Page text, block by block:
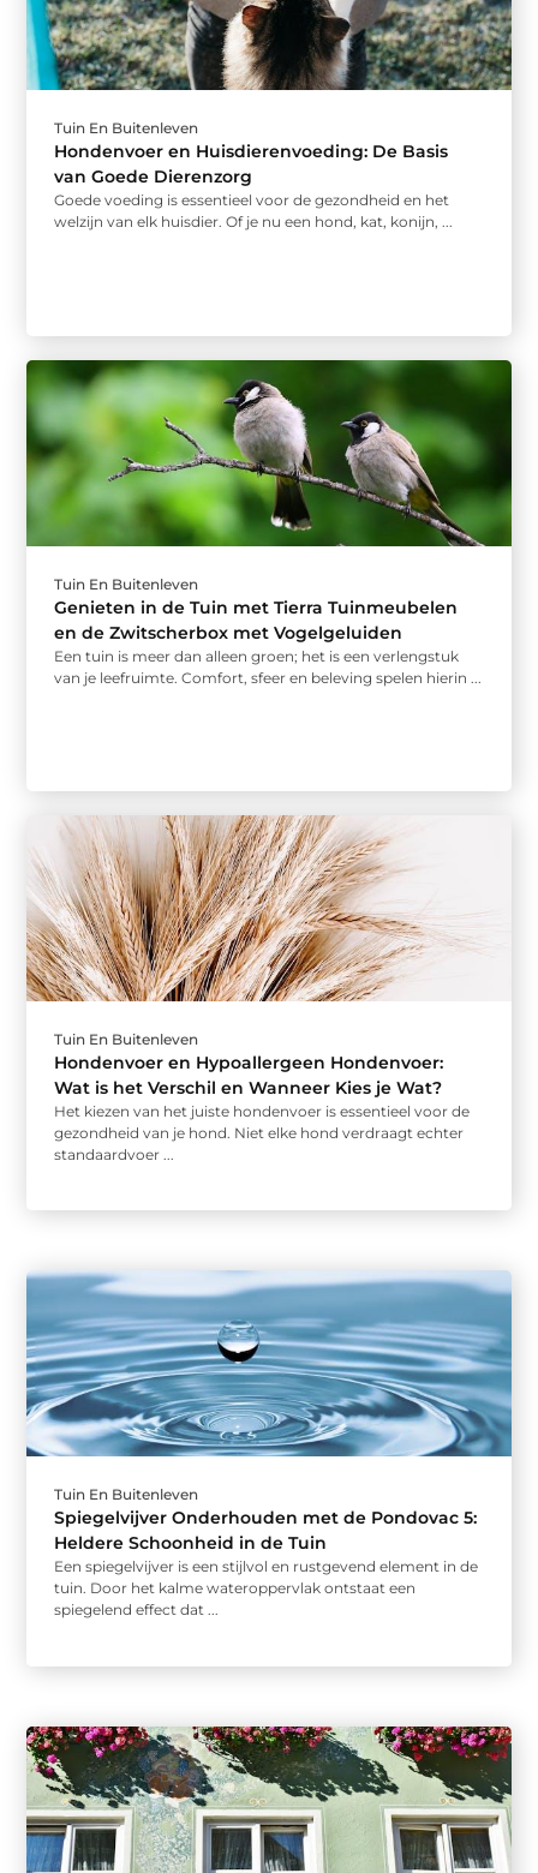
Tuin En Buitenleven
Hondenvoer en Huisdierenvoeding: De Basis
van Goede Dierenzorg
Goede voeding is essentieel voor de gezondheid en het
welzijn van elk huisdier. Of je nu een hond, kat, konijn, ...
Tuin En Buitenleven
Genieten in de Tuin met Tierra Tuinmeubelen
en de Zwitscherbox met Vogelgeluiden
Een tuin is meer dan alleen groen; het is een verlengstuk
van je leefruimte. Comfort, sfeer en beleving spelen hierin ...
Tuin En Buitenleven
Hondenvoer en Hypoallergeen Hondenvoer:
Wat is het Verschil en Wanneer Kies je Wat?
Het kiezen van het juiste hondenvoer is essentieel voor de
gezondheid van je hond. Niet elke hond verdraagt echter
standaardvoer ...
Tuin En Buitenleven
Spiegelvijver Onderhouden met de Pondovac 5:
Heldere Schoonheid in de Tuin
Een spiegelvijver is een stijlvol en rustgevend element in de
tuin. Door het kalme wateroppervlak ontstaat een
spiegelend effect dat ...